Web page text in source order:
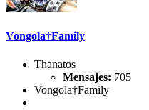
Vongola†Family
Thanatos
Mensajes: 705
Vongola†Family